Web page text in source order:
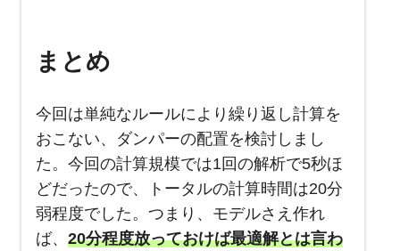
まとめ
今回は単純なルールにより繰り返し計算を
おこない、ダンパーの配置を検討しまし
た。今回の計算規模では1回の解析で5秒ほ
どだったので、トータルの計算時間は20分
弱程度でした。つまり、モデルさえ作れ
ば、 20分程度放っておけば最適解とは言わ